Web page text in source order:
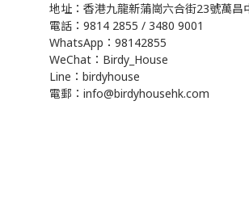
地址：香港九龍新蒲崗六合街23號萬昌
電話：9814 2855 / 3480 9001
WhatsApp：98142855
WeChat：Birdy_House
Line：birdyhouse
電郵：info@birdyhousehk.com